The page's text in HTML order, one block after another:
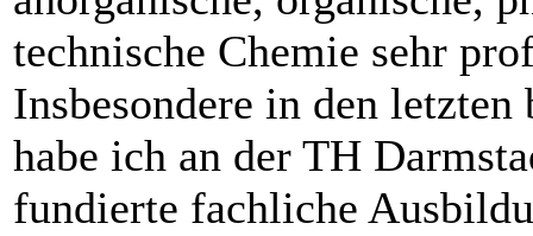
technische Chemie sehr
Insbesondere in den letzten
habe ich an der TH
fundierte fachliche